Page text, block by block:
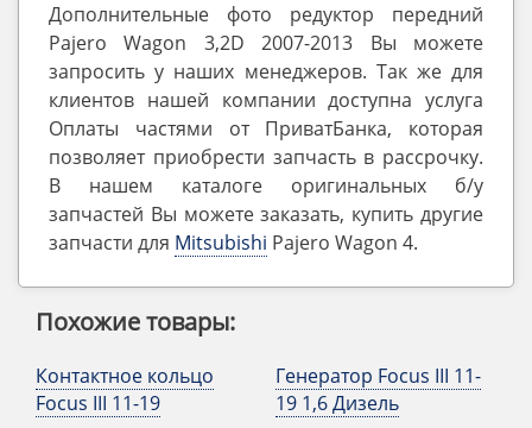
Дополнительные фото редуктор передний
Pajero Wagon 3,2D 2007-2013 Вы можете
запросить у наших менеджеров. Так же для
клиентов нашей компании доступна услуга
Оплаты частями от ПриватБанка, которая
позволяет приобрести запчасть в рассрочку.
В нашем каталоге оригинальных б/у
запчастей Вы можете заказать, купить другие
запчасти для Mitsubishi Pajero ‎Wagon 4.
Похожие товары:
Контактное кольцо
Focus III 11-19
Генератор Focus III 11-
19 1,6 Дизель